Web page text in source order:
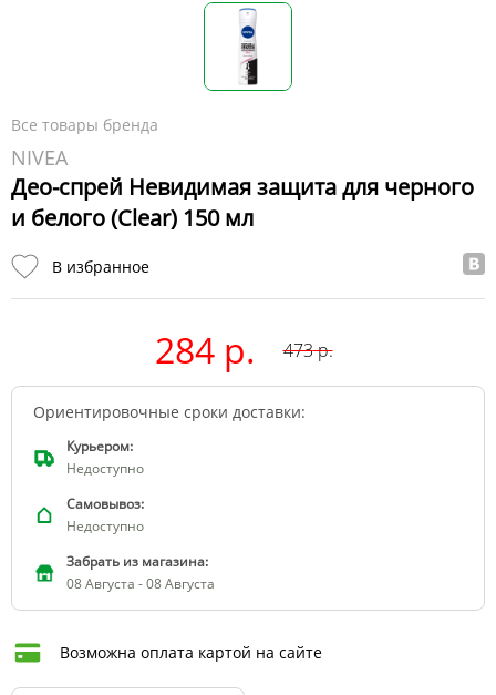
Все товары бренда
NIVEA
Део-спрей Невидимая защита для черного
и белого (Clear) 150 мл
В избранное
284 р. 473р.
Ориентировочные сроки доставки:
Курьером:
Недоступно
Самовывоз:
Недоступно
Забрать из магазина:
08 Августа - 08 Августа
Возможна оплата картой на сайте